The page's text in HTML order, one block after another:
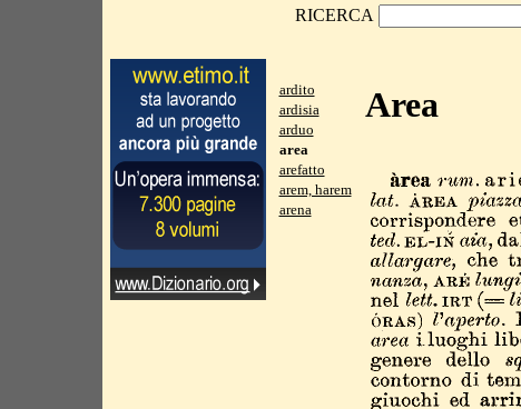
RICERCA
ardito
ardisia
arduo
area
arefatto
arem, harem
arena
Area